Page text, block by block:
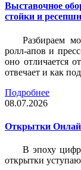
Выставочное
стойки и
Разбираем
ролл-апов и
оно отличается
отвечает и как
Подробнее
08.07.2026
Открытки
В эпоху
открытки